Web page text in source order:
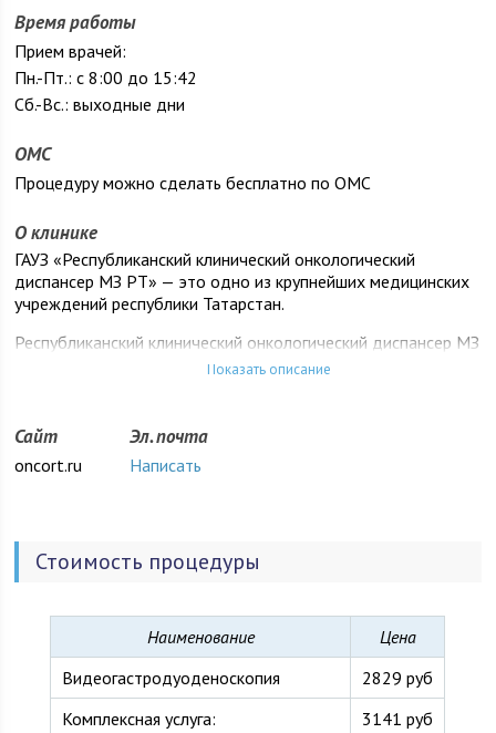
Время работы
Прием врачей:
Пн.-Пт.: с 8:00 до 15:42
Сб.-Вс.: выходные дни
ОМС
Процедуру можно сделать бесплатно по ОМС
О клинике
ГАУЗ «Республиканский клинический онкологический
диспансер МЗ РТ» — это одно из крупнейших медицинских
учреждений республики Татарстан.
Республиканский клинический онкологический диспансер МЗ
РТ является ведущим спе­циализированным лечебно-
Республики Татарстан, курирующим методическую,
лечебную работу служб здравоохранения на территории
Показать описание
Сайт
oncort.ru
Эл. почта
Написать
Стоимость процедуры
Наименование
Цена
Видеогастродуоденоскопия
2829 руб
Комплексная услуга:
3141 руб